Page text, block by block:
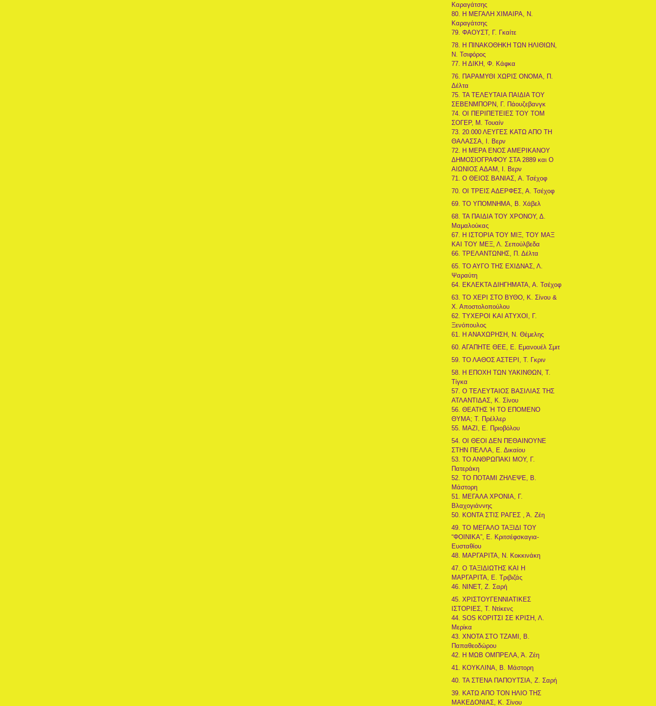
Καραγάτσης
80. Η ΜΕΓΑΛΗ ΧΙΜΑΙΡΑ, Ν.
Καραγάτσης
79. ΦΑΟΥΣΤ, Γ. Γκαίτε
78. Η ΠΙΝΑΚΟΘΗΚΗ ΤΩΝ ΗΛΙΘΙΩΝ,
Ν. Τσιφόρος
77. Η ΔΙΚΗ, Φ. Κάφκα
76. ΠΑΡΑΜΥΘΙ ΧΩΡΙΣ ΟΝΟΜΑ, Π.
Δέλτα
75. ΤΑ ΤΕΛΕΥΤΑΙΑ ΠΑΙΔΙΑ ΤΟΥ
ΣΕΒΕΝΜΠΟΡΝ, Γ. Πάουζεβανγκ
74. ΟΙ ΠΕΡΙΠΕΤΕΙΕΣ ΤΟΥ ΤΟΜ
ΣΟΓΕΡ, Μ. Τουαίν
73. 20.000 ΛΕΥΓΕΣ ΚΑΤΩ ΑΠΟ ΤΗ
ΘΑΛΑΣΣΑ, Ι. Βερν
72. Η ΜΕΡΑ ΕΝΟΣ ΑΜΕΡΙΚΑΝΟΥ
ΔΗΜΟΣΙΟΓΡΑΦΟΥ ΣΤΑ 2889 και Ο
ΑΙΩΝΙΟΣ ΑΔΑΜ, Ι. Βερν
71. Ο ΘΕΙΟΣ ΒΑΝΙΑΣ, Α. Τσέχοφ
70. ΟΙ ΤΡΕΙΣ ΑΔΕΡΦΕΣ, Α. Τσέχοφ
69. ΤΟ ΥΠΟΜΝΗΜΑ, Β. Χάβελ
68. ΤΑ ΠΑΙΔΙΑ ΤΟΥ ΧΡΟΝΟΥ, Δ.
Μαμαλούκας
67. Η ΙΣΤΟΡΙΑ ΤΟΥ ΜΙΞ, ΤΟΥ ΜΑΞ
ΚΑΙ ΤΟΥ ΜΕΞ, Λ. Σεπούλβεδα
66. ΤΡΕΛΑΝΤΩΝΗΣ, Π. Δέλτα
65. ΤΟ ΑΥΓΟ ΤΗΣ ΕΧΙΔΝΑΣ, Λ.
Ψαραύτη
64. ΕΚΛΕΚΤΑ ΔΙΗΓΗΜΑΤΑ, Α. Τσέχοφ
63. ΤΟ ΧΕΡΙ ΣΤΟ ΒΥΘΟ, Κ. Σίνου &
Χ. Αποστολοπούλου
62. ΤΥΧΕΡΟΙ ΚΑΙ ΑΤΥΧΟΙ, Γ.
Ξενόπουλος
61. Η ΑΝΑΧΩΡΗΣΗ, Ν. Θέμελης
60. ΑΓΑΠΗΤΕ ΘΕΕ, Ε. Εμανουέλ Σμιτ
59. ΤΟ ΛΑΘΟΣ ΑΣΤΕΡΙ, Τ. Γκριν
58. Η ΕΠΟΧΗ ΤΩΝ ΥΑΚΙΝΘΩΝ, Τ.
Τίγκα
57. Ο ΤΕΛΕΥΤΑΙΟΣ ΒΑΣΙΛΙΑΣ ΤΗΣ
ΑΤΛΑΝΤΙΔΑΣ, Κ. Σίνου
56. ΘΕΑΤΗΣ Ή ΤΟ ΕΠΟΜΕΝΟ
ΘΥΜΑ; Τ. Πρέλλερ
55. ΜΑΖΙ, Ε. Πριοβόλου
54. ΟΙ ΘΕΟΙ ΔΕΝ ΠΕΘΑΙΝΟΥΝΕ
ΣΤΗΝ ΠΕΛΛΑ, Ε. Δικαίου
53. ΤΟ ΑΝΘΡΩΠΑΚΙ ΜΟΥ, Γ.
Πατεράκη
52. ΤΟ ΠΟΤΑΜΙ ΖΗΛΕΨΕ, Β.
Μάστορη
51. ΜΕΓΑΛΑ ΧΡΟΝΙΑ, Γ.
Βλαχογιάννης
50. ΚΟΝΤΑ ΣΤΙΣ ΡΑΓΕΣ , Ά. Ζέη
49. ΤΟ ΜΕΓΑΛΟ ΤΑΞΙΔΙ ΤΟΥ
“ΦΟΙΝΙΚΑ”, Ε. Κριτσέφσκαγια-
Ευσταθίου
48. ΜΑΡΓΑΡΙΤΑ, Ν. Κοκκινάκη
47. Ο ΤΑΞΙΔΙΩΤΗΣ ΚΑΙ Η
ΜΑΡΓΑΡΙΤΑ, Ε. Τριβιζάς
46. ΝΙΝΕΤ, Ζ. Σαρή
45. ΧΡΙΣΤΟΥΓΕΝΝΙΑΤΙΚΕΣ
ΙΣΤΟΡΙΕΣ, Τ. Ντίκενς
44. SOS ΚΟΡΙΤΣΙ ΣΕ ΚΡΙΣΗ, Λ.
Μερίκα
43. ΧΝΟΤΑ ΣΤΟ ΤΖΑΜΙ, Β.
Παπαθεοδώρου
42. Η ΜΩΒ ΟΜΠΡΕΛΑ, Ά. Ζέη
41. ΚΟΥΚΛΙΝΑ, Β. Μάστορη
40. ΤΑ ΣΤΕΝΑ ΠΑΠΟΥΤΣΙΑ, Ζ. Σαρή
39. ΚΑΤΩ ΑΠΟ ΤΟΝ ΗΛΙΟ ΤΗΣ
ΜΑΚΕΔΟΝΙΑΣ, Κ. Σίνου